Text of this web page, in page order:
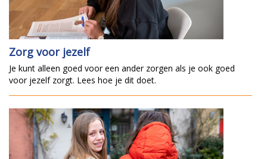
Zorg voor jezelf
Je kunt alleen goed voor een ander zorgen als je ook goed
voor jezelf zorgt. Lees hoe je dit doet.